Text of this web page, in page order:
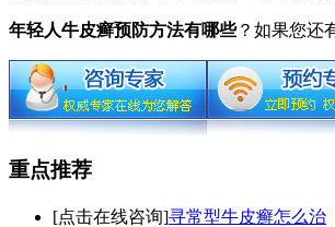
年轻人牛皮癣预防方法有哪些？如果您还
重点推荐
[点击在线咨询]寻常型牛皮癣怎么治